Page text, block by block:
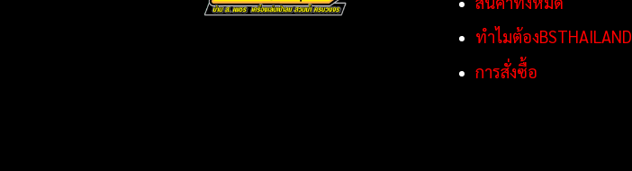
ทำไมต้องBSTHAILAND
การสั่งซื้อ